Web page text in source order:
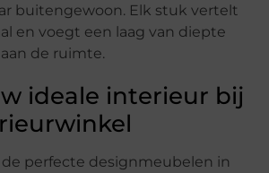
buitengewoon. Elk stuk vertelt
en voegt een laag van diepte
de ruimte.
ideale interieur bij
perfecte designmeubelen in